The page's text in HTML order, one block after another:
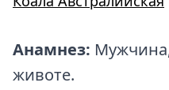
Анамнез:
животе.